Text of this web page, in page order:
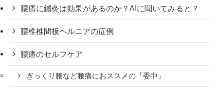
腰痛に鍼灸は効果があるのか？AIに聞いてみると？
腰椎椎間板ヘルニアの症例
腰痛のセルフケア
ぎっくり腰など腰痛におススメの『委中』